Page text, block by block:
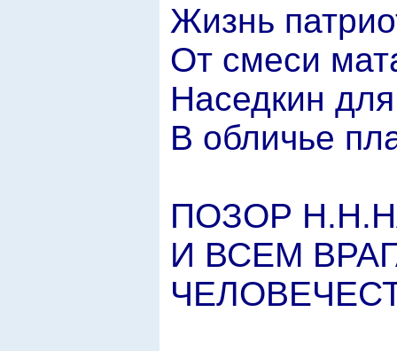
Жизнь
От смеси
Наседкин
В обличье
ПОЗОР
И ВСЕМ